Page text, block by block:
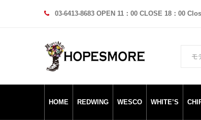
03-6413-8683 OPEN 11：00 CLOSE 18：00
HOME REDWING WESCO WHITE’S